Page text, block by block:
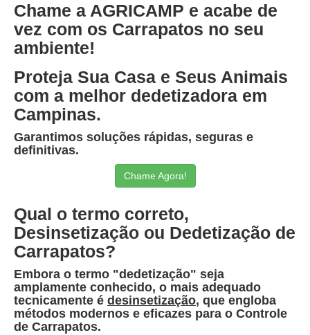
Chame a AGRICAMP e acabe de
vez com os Carrapatos no seu
ambiente!
Proteja Sua Casa e Seus Animais
com a melhor dedetizadora em
Campinas.
Garantimos soluções rápidas, seguras e
definitivas.
Chame Agora!
Qual o termo correto,
Desinsetização ou Dedetização de
Carrapatos?
Embora o termo "dedetização" seja
amplamente conhecido, o mais adequado
tecnicamente é desinsetização, que engloba
métodos modernos e eficazes para o Controle
de Carrapatos.